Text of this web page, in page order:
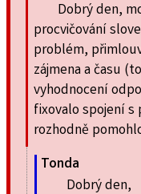
Dobrý den,
procvičování
problém,
zájmena a času
vyhodnocení
fixovalo spojení
rozhodně
Tonda
Dobrý den,